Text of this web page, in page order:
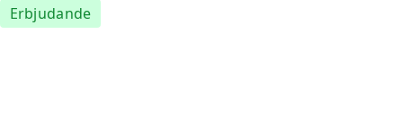
Erbjudande